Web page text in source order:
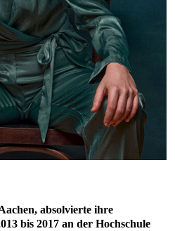
absolvierte ihre
bis 2017 an der Hochschule